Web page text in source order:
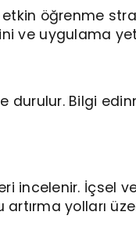
etkin öğrenme
ve uygulama
durulur. Bilgi
incelenir. İçsel
yolları